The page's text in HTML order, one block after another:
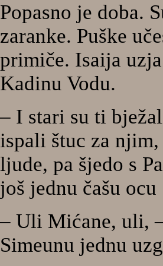
Popasno je doba.
zaranke. Puške
primiče. Isaija
Kadinu Vodu.
– I stari su ti
ispali štuc za
ljude, pa šjedo s
još jednu čašu
– Uli Mićane, uli,
Simeunu jednu